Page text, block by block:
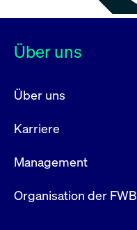
Über uns
Über uns
Karriere
Management
Organisation der FWB